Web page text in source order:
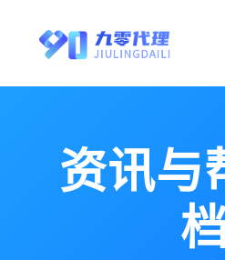
资讯与